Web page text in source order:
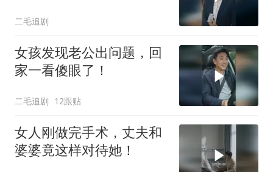
二毛追剧
女孩发现老公出问题，回
家一看傻眼了！
二毛追剧 12跟贴
女人刚做完手术，丈夫和
婆婆竟这样对待她！